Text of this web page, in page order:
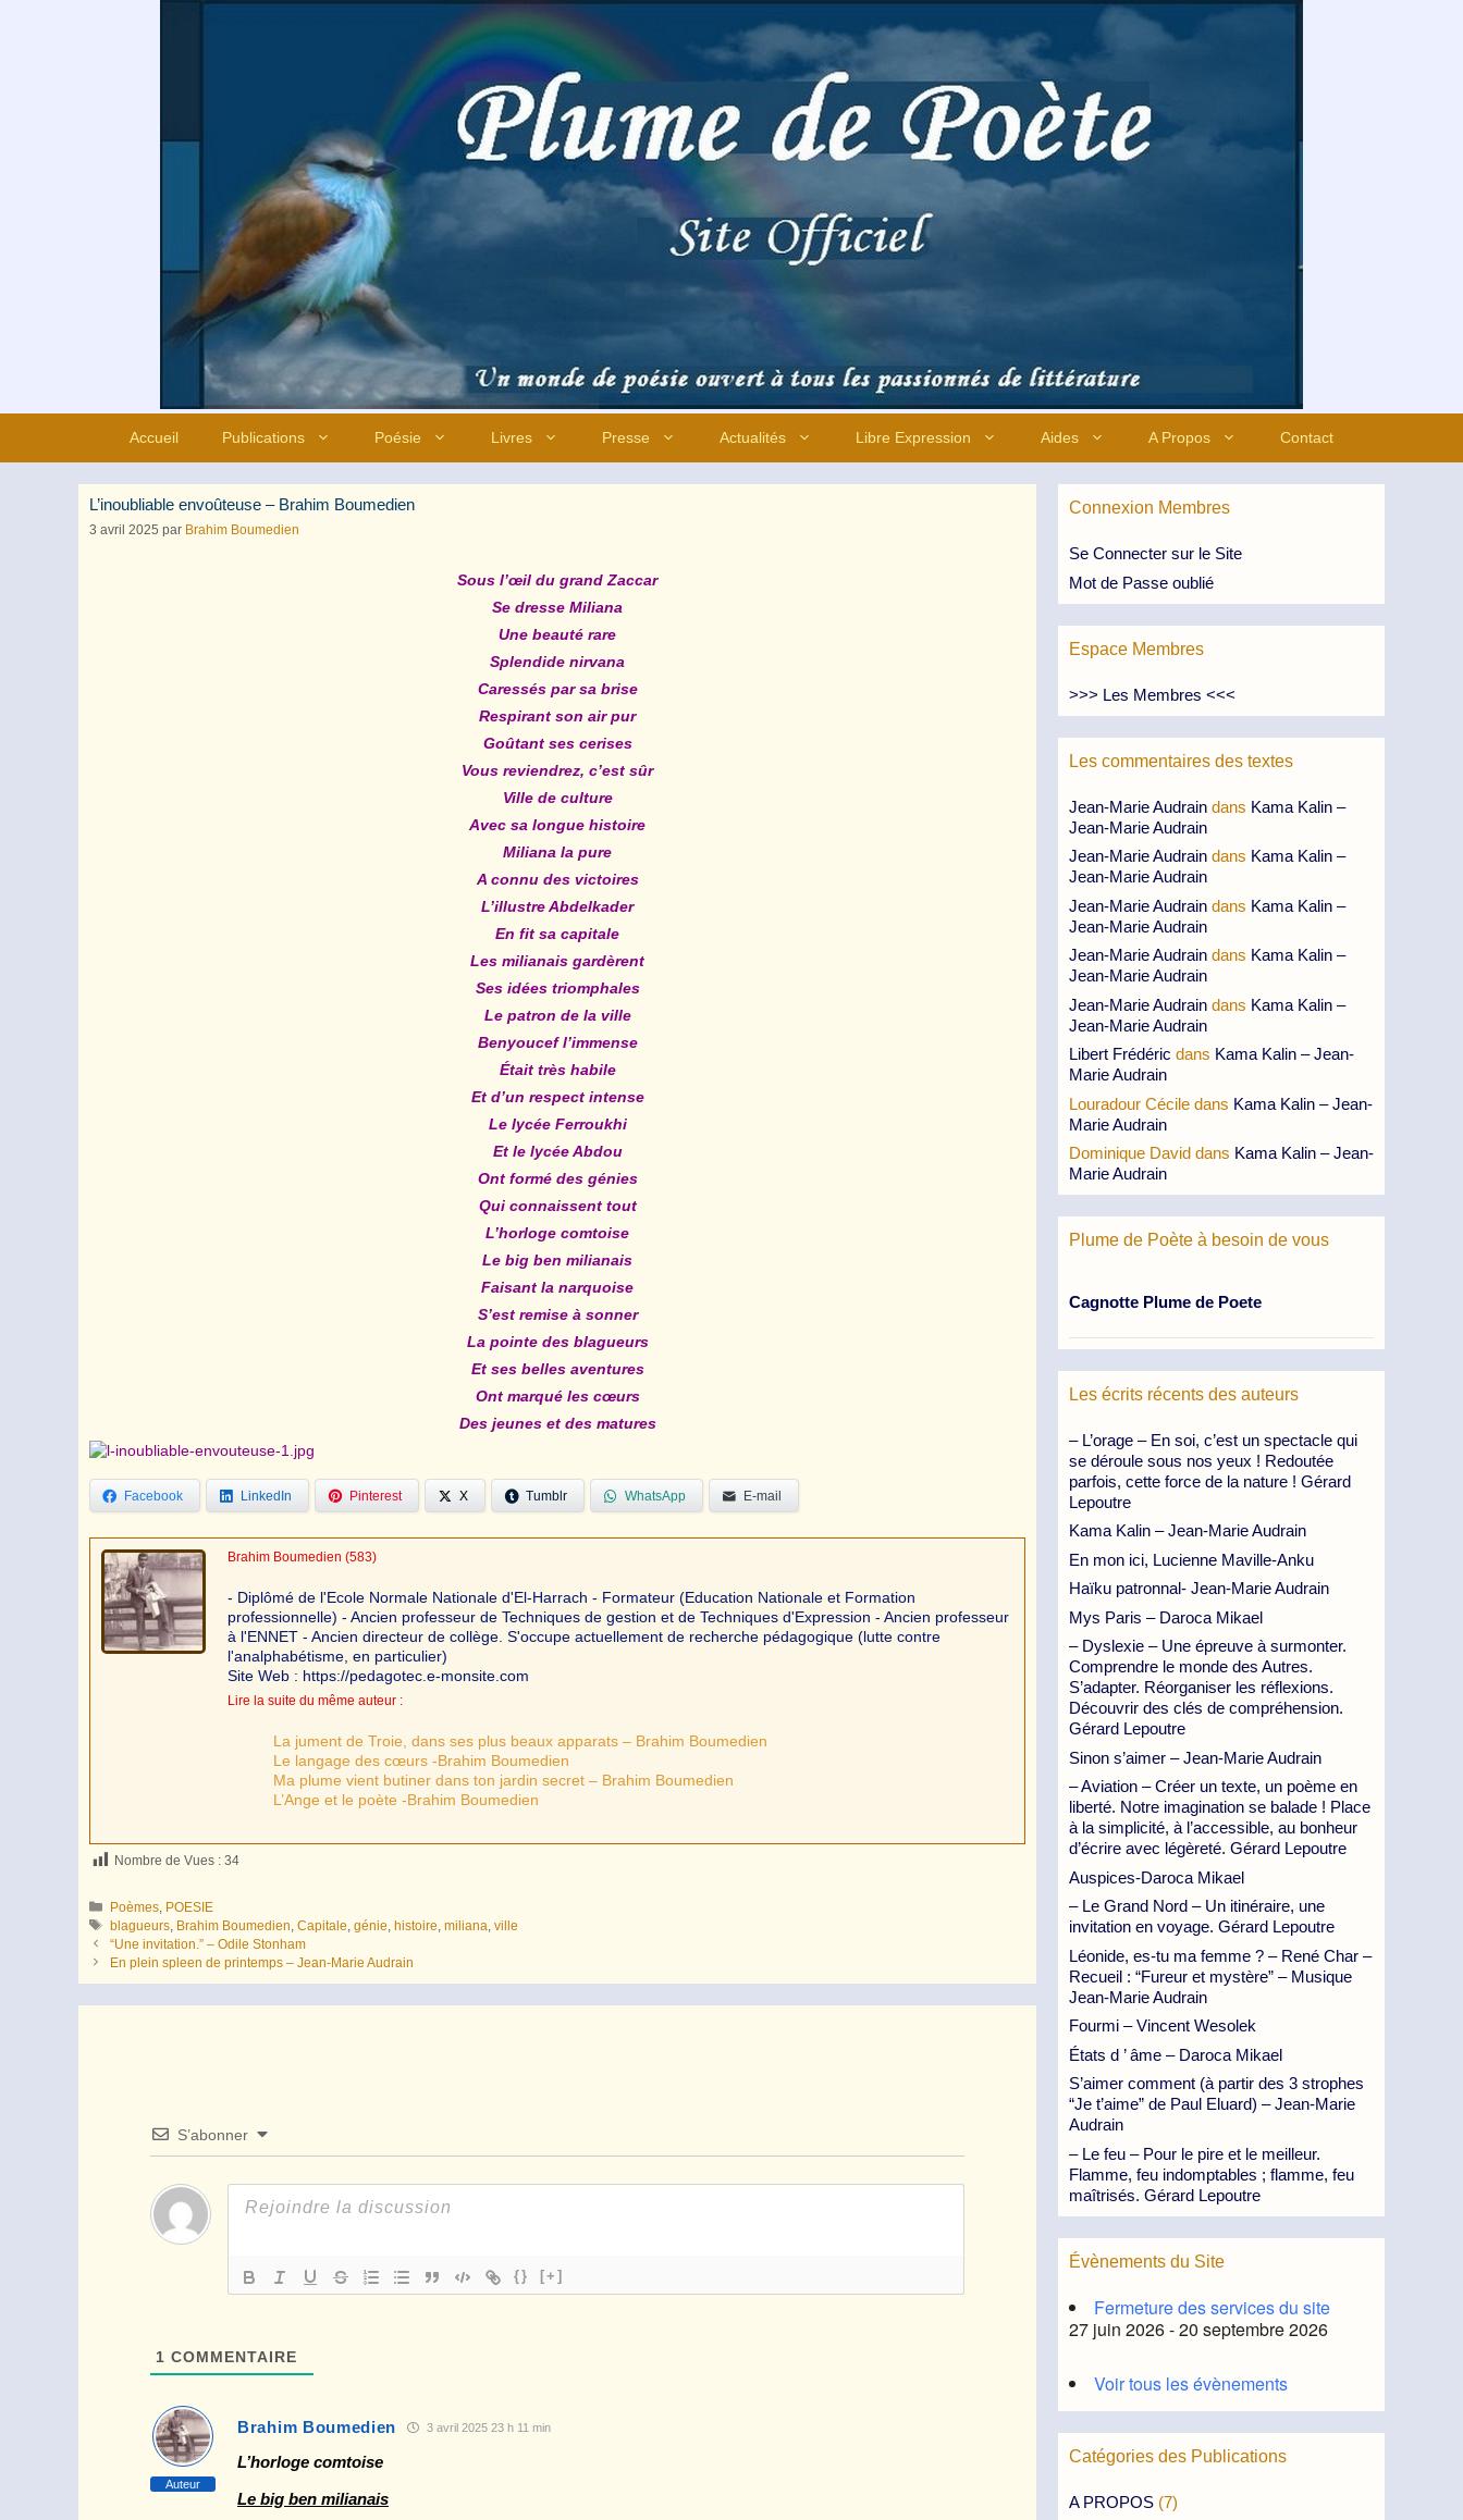
Accueil Publications Poésie Livres Presse Actualités Libre Expression Aides A Propos Contact
L’inoubliable envoûteuse – Brahim Boumedien
3 avril 2025 par Brahim Boumedien
Sous l’œil du grand Zaccar
Se dresse Miliana
Une beauté rare
Splendide nirvana
Caressés par sa brise
Respirant son air pur
Goûtant ses cerises
Vous reviendrez, c’est sûr
Ville de culture
Avec sa longue histoire
Miliana la pure
A connu des victoires
L’illustre Abdelkader
En fit sa capitale
Les milianais gardèrent
Ses idées triomphales
Le patron de la ville
Benyoucef l’immense
Était très habile
Et d’un respect intense
Le lycée Ferroukhi
Et le lycée Abdou
Ont formé des génies
Qui connaissent tout
L’horloge comtoise
Le big ben milianais
Faisant la narquoise
S’est remise à sonner
La pointe des blagueurs
Et ses belles aventures
Ont marqué les cœurs
Des jeunes et des matures
Facebook LinkedIn Pinterest X Tumblr WhatsApp E-mail
Brahim Boumedien (583)
- Diplômé de l'Ecole Normale Nationale d'El-Harrach - Formateur (Education Nationale et Formation
professionnelle) - Ancien professeur de Techniques de gestion et de Techniques d'Expression - Ancien professeur
à l'ENNET - Ancien directeur de collège. S'occupe actuellement de recherche pédagogique (lutte contre
l'analphabétisme, en particulier)
Site Web : https://pedagotec.e-monsite.com
Lire la suite du même auteur :
La jument de Troie, dans ses plus beaux apparats – Brahim Boumedien
Le langage des cœurs -Brahim Boumedien
Ma plume vient butiner dans ton jardin secret – Brahim Boumedien
L’Ange et le poète -Brahim Boumedien
Nombre de Vues : 34
Catégories
Poèmes POESIE
Étiquettes
blagueurs Brahim Boumedien ,Capitale ,génie ,histoire ,miliana ,ville
“Une invitation.” – Odile Stonham
En plein spleen de printemps – Jean-Marie Audrain
S’abonner
{} [+]
1 COMMENTAIRE
Auteur
Brahim Boumedien 3 avril 2025 23 h 11 min
L’horloge comtoise
Le big ben milianais
Connexion Membres
Se Connecter sur le Site
Mot de Passe oublié
Espace Membres
>>> Les Membres <<<
Les commentaires des textes
Jean-Marie Audrain dans Kama Kalin –
Jean-Marie Audrain
Jean-Marie Audrain dans Kama Kalin –
Jean-Marie Audrain
Jean-Marie Audrain dans Kama Kalin –
Jean-Marie Audrain
Jean-Marie Audrain dans Kama Kalin –
Jean-Marie Audrain
Jean-Marie Audrain dans Kama Kalin –
Jean-Marie Audrain
Libert Frédéric dans Kama Kalin – Jean-
Marie Audrain
Louradour Cécile dans Kama Kalin – Jean-
Marie Audrain
Dominique David dans Kama Kalin – Jean-
Marie Audrain
Plume de Poète à besoin de vous
Cagnotte Plume de Poete
Les écrits récents des auteurs
– L’orage – En soi, c’est un spectacle qui
se déroule sous nos yeux ! Redoutée
parfois, cette force de la nature ! Gérard
Lepoutre
Kama Kalin – Jean-Marie Audrain
En mon ici, Lucienne Maville-Anku
Haïku patronnal- Jean-Marie Audrain
Mys Paris – Daroca Mikael
– Dyslexie – Une épreuve à surmonter.
Comprendre le monde des Autres.
S’adapter. Réorganiser les réflexions.
Découvrir des clés de compréhension.
Gérard Lepoutre
Sinon s’aimer – Jean-Marie Audrain
– Aviation – Créer un texte, un poème en
liberté. Notre imagination se balade ! Place
à la simplicité, à l’accessible, au bonheur
d’écrire avec légèreté. Gérard Lepoutre
Auspices-Daroca Mikael
– Le Grand Nord – Un itinéraire, une
invitation en voyage. Gérard Lepoutre
Léonide, es-tu ma femme ? – René Char –
Recueil : “Fureur et mystère” – Musique
Jean-Marie Audrain
Fourmi – Vincent Wesolek
États d ’ âme – Daroca Mikael
S’aimer comment (à partir des 3 strophes
“Je t’aime” de Paul Eluard) – Jean-Marie
Audrain
– Le feu – Pour le pire et le meilleur.
Flamme, feu indomptables ; flamme, feu
maîtrisés. Gérard Lepoutre
Évènements du Site
Fermeture des services du site
27 juin 2026 - 20 septembre 2026
Voir tous les évènements
Catégories des Publications
A PROPOS (7)